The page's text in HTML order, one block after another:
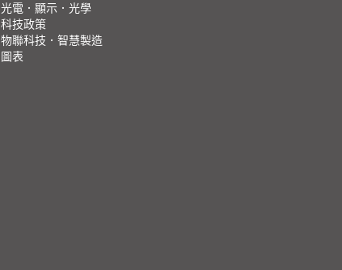
光電．顯示．光學
科技政策
物聯科技．智慧製造
圖表